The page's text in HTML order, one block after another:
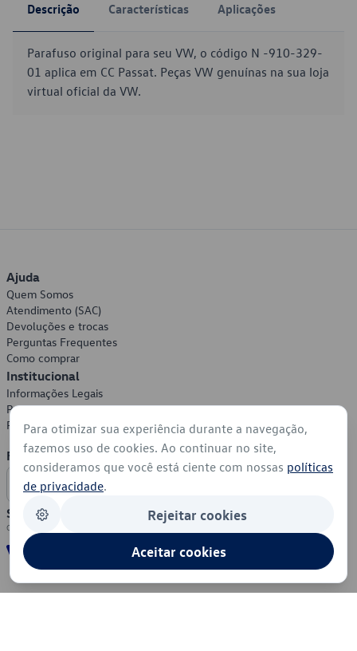
Descrição Características Aplicações
Parafuso original para seu VW, o código N -910-329-
01 aplica em CC Passat. Peças VW genuínas na sua loja
virtual oficial da VW.
Ajuda
Quem Somos
Atendimento (SAC)
Devoluções e trocas
Perguntas Frequentes
Como comprar
Institucional
Informações Legais
Política de Privacidade
Política de Cookies
Formas de Pagamento
Segurança
Para otimizar sua experiência durante a navegação,
fazemos uso de cookies. Ao continuar no site,
consideramos que você está ciente com nossas políticas
de privacidade.
Rejeitar cookies
Aceitar cookies